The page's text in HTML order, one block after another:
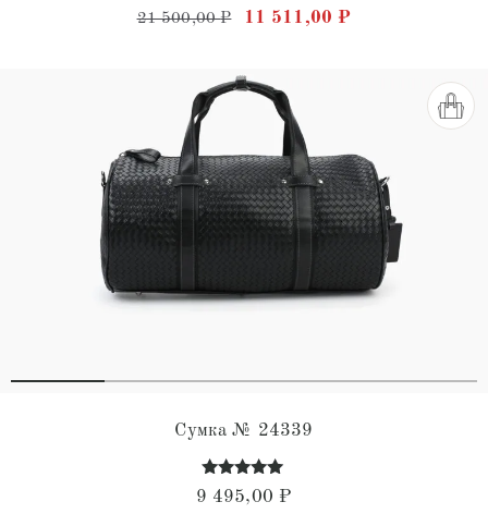
Оценка
4.65
21 500,00₽ Первоначальная цена
11 511,00 ₽Текущая цена:
Сумка № 24339
Оценка
5.00
9 495,00 ₽